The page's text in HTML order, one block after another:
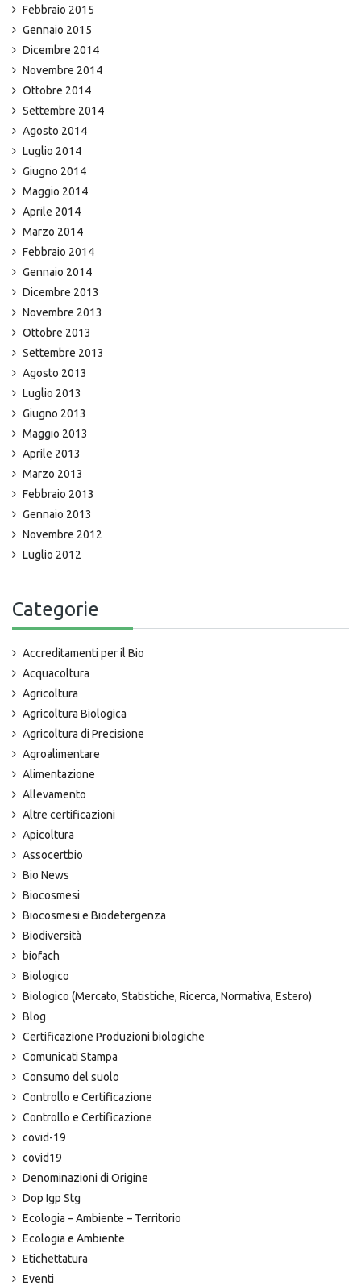
Febbraio 2015
Gennaio 2015
Dicembre 2014
Novembre 2014
Ottobre 2014
Settembre 2014
Agosto 2014
Luglio 2014
Giugno 2014
Maggio 2014
Aprile 2014
Marzo 2014
Febbraio 2014
Gennaio 2014
Dicembre 2013
Novembre 2013
Ottobre 2013
Settembre 2013
Agosto 2013
Luglio 2013
Giugno 2013
Maggio 2013
Aprile 2013
Marzo 2013
Febbraio 2013
Gennaio 2013
Novembre 2012
Luglio 2012
Categorie
Accreditamenti per il Bio
Acquacoltura
Agricoltura
Agricoltura Biologica
Agricoltura di Precisione
Agroalimentare
Alimentazione
Allevamento
Altre certificazioni
Apicoltura
Assocertbio
Bio News
Biocosmesi
Biocosmesi e Biodetergenza
Biodiversità
biofach
Biologico
Biologico (Mercato, Statistiche, Ricerca, Normativa, Estero)
Blog
Certificazione Produzioni biologiche
Comunicati Stampa
Consumo del suolo
Controllo e Certificazione
Controllo e Certificazione
covid-19
covid19
Denominazioni di Origine
Dop Igp Stg
Ecologia – Ambiente – Territorio
Ecologia e Ambiente
Etichettatura
Eventi